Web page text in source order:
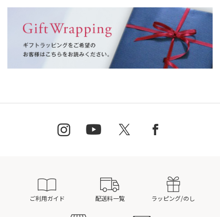
ご利用ガイド 配送料一覧 ラッピング/のし